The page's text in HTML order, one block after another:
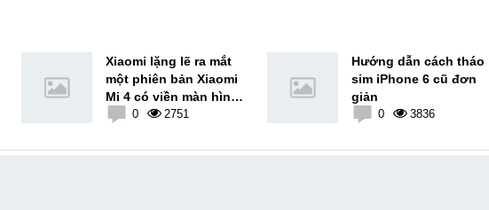
Xiaomi lặng lẽ ra mắt
một phiên bản Xiaomi
Mi 4 có viền màn hình
mỏng hơn, đẹp hơn rất
0 2751
Hướng dẫn cách tháo
sim iPhone 6 cũ đơn
giản
0 3836